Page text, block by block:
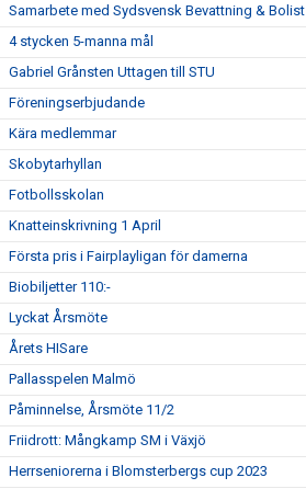
Samarbete med Sydsvensk Bevattning &
4 stycken 5-manna mål
Gabriel Grånsten Uttagen till STU
Föreningserbjudande
Kära medlemmar
Skobytarhyllan
Fotbollsskolan
Knatteinskrivning 1 April
Första pris i Fairplayligan för damerna
Biobiljetter 110:-
Lyckat Årsmöte
Årets HISare
Pallasspelen Malmö
Påminnelse, Årsmöte 11/2
Friidrott: Mångkamp SM i Växjö
Herrseniorerna i Blomsterbergs cup 2023